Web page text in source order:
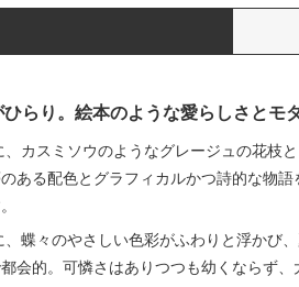
らり。絵本のような愛らしさとモ
カスミソウのようなグレージュの花枝
ある配色とグラフィカルかつ詩的な物
蝶々のやさしい色彩がふわりと浮かび
会的。可憐さはありつつも幼くならず